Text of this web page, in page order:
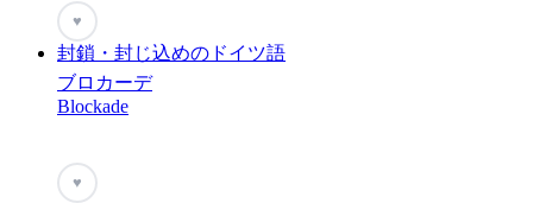
♥
封鎖・封じ込めのドイツ語
ブロカーデ
Blockade
♥